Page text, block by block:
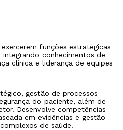
funções estratégicas
conhecimentos de
clínica e liderança de equipes
gestão de processos
do paciente, além de
Desenvolve competências
em evidências e gestão
de saúde.